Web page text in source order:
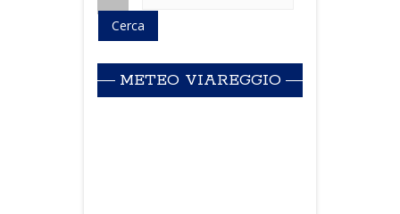
METEO VIAREGGIO